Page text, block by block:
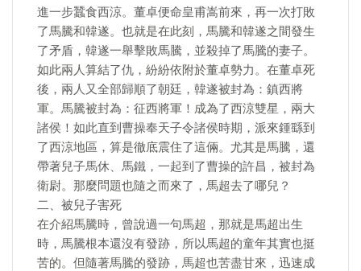
進一步蠶食西涼。董卓便命皇甫嵩前來，再一次打敗
了馬騰和韓遂。也就是在此刻，馬騰和韓遂之間發生
了矛盾，韓遂一舉擊敗馬騰，並殺掉了馬騰的妻子。
如此兩人算結了仇，紛紛依附於董卓勢力。在董卓死
後，兩人又全部歸順了朝廷，韓遂被封為：鎮西將
軍。馬騰被封為：征西將軍！成為了西涼雙星，兩大
諸侯！如此直到曹操奉天子令諸侯時期，派來鍾繇到
了西涼地區，算是徹底震住了這倆。尤其是馬騰，還
帶著兒子馬休、馬鐵，一起到了曹操的許昌，被封為
衛尉。那麼問題也隨之而來了，馬超去了哪兒？
二、被兒子害死
在介紹馬騰時，曾說過一句馬超，那就是馬超出生
時，馬騰根本還沒有發跡，所以馬超的童年其實也挺
苦的。但隨著馬騰的發跡，馬超也苦盡甘來，迅速成